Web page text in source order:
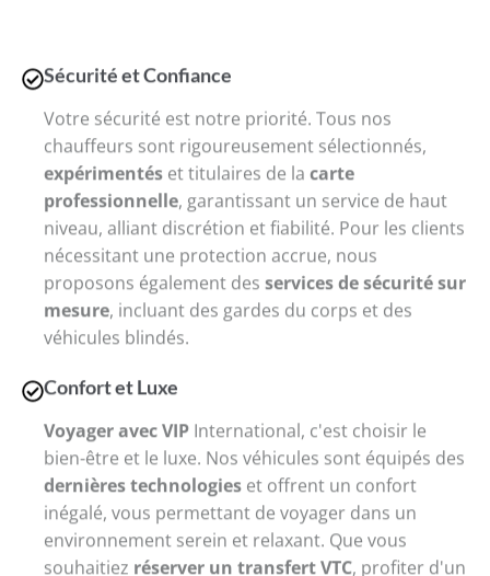
Sécurité et Confiance
Votre sécurité est notre priorité. Tous nos
chauffeurs sont rigoureusement sélectionnés,
expérimentés et titulaires de la carte
professionnelle, garantissant un service de haut
niveau, alliant discrétion et fiabilité. Pour les clients
nécessitant une protection accrue, nous
proposons également des services de sécurité sur
mesure, incluant des gardes du corps et des
véhicules blindés.
Confort et Luxe
Voyager avec VIP International, c'est choisir le
bien-être et le luxe. Nos véhicules sont équipés des
dernières technologies et offrent un confort
inégalé, vous permettant de voyager dans un
environnement serein et relaxant. Que vous
souhaitiez réserver un transfert VTC, profiter d'un